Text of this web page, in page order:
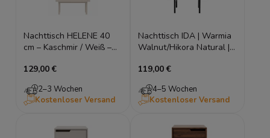
Nachttisch HELENE 40
cm – Kaschmir / Weiß –
to-Open
129,00 €
2–3 Wochen
Kostenloser Versand
Nachttisch IDA | Warmia
Walnut/Hikora Natural |
119,00 €
4–5 Wochen
Kostenloser Versand